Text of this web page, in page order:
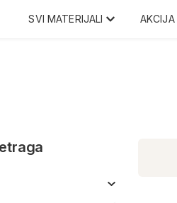
SVI MATERIJALI AKCIJA